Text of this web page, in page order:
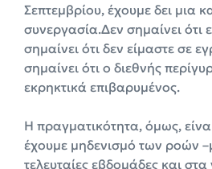
Σεπτεμβρίου, έχουμε δει μια
συνεργασία.Δεν σημαίνει ότι
σημαίνει ότι δεν είμαστε σε
σημαίνει ότι ο διεθνής
εκρηκτικά επιβαρυμένος.
Η πραγματικότητα, όμως,
έχουμε μηδενισμό των ροών
τελευταίες εβδομάδες και